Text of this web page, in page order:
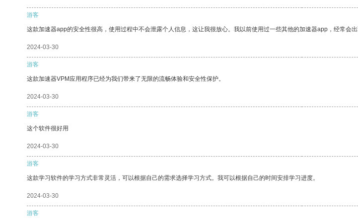
游客
这款加速器app的安全性很高，使用过程中不会泄露个人信息，这让我很放心。我以前使用过一些其他的加速器app，经常会
2024-03-30
游客
这款加速器VPM应用程序已经为我们带来了无限的流畅体验和安全性保护。
2024-03-30
游客
这个软件很好用
2024-03-30
游客
这款学习软件的学习方式非常灵活，可以根据自己的需求选择学习方式。我可以根据自己的时间安排学习进度。
2024-03-30
游客